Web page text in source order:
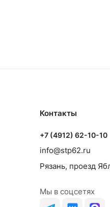
Контакты
+7 (4912) 62-10-10
info@stp62.ru
Рязань, проезд
Мы в соцсетях